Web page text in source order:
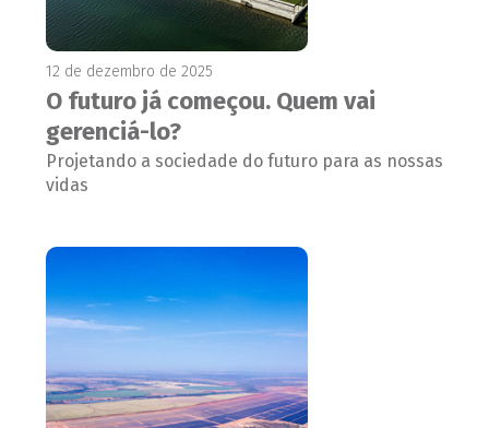
12 de dezembro de 2025
O futuro já começou. Quem vai
gerenciá-lo?
Projetando a sociedade do futuro para as nossas
vidas